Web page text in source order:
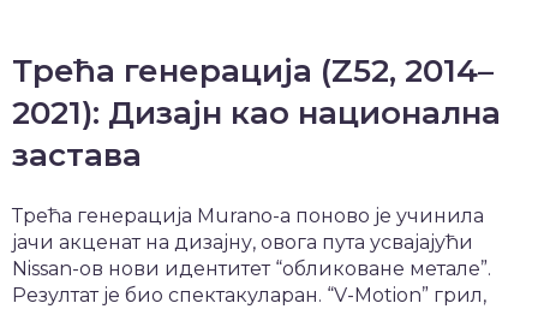
Трећа генерација (Z52, 2014–
2021): Дизајн као национална
застава
Трећа генерација Murano-а поново је учинила
јачи акценат на дизајну, овога пута усвајајући
Nissan-ов нови идентитет “обликоване метале”.
Резултат је био спектакуларан. “V-Motion” грил,